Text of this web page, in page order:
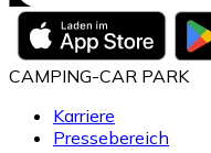
CAMPING-CAR PARK
Karriere
Pressebereich